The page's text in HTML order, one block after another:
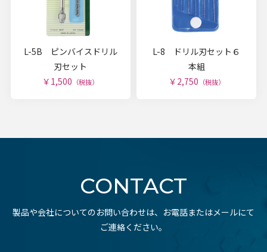
L-5B ピンバイスドリル
刃セット
￥1,500 （税抜）
L-8 ドリル刃セット６
本組
￥2,750 （税抜）
CONTACT
製品や会社についてのお問い合わせは、お電話またはメールにて
ご連絡ください。